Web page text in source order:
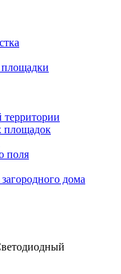
площадки
площадок
поля
дома